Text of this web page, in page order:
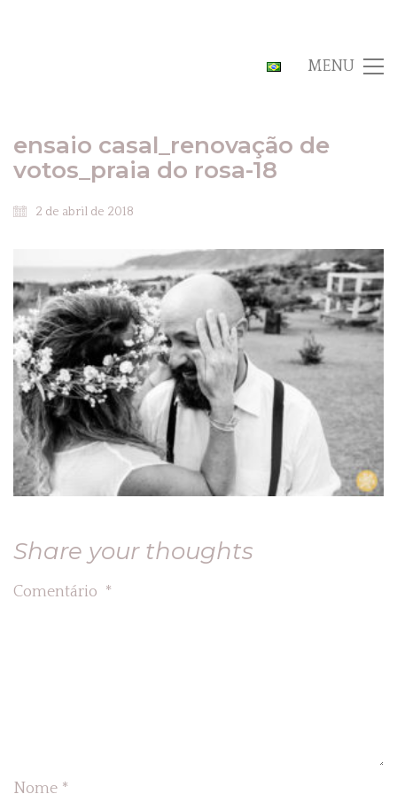
MENU
ensaio casal_renovação de
votos_praia do rosa-18
2 de abril de 2018
Share your thoughts
Comentário *
Nome *